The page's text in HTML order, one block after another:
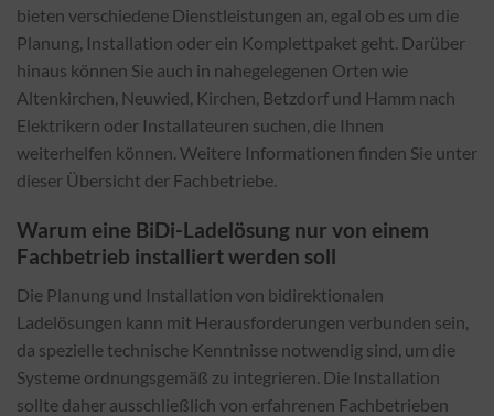
bieten verschiedene Dienstleistungen an, egal ob es um die
Planung, Installation oder ein Komplettpaket geht. Darüber
hinaus können Sie auch in nahegelegenen Orten wie
Altenkirchen, Neuwied, Kirchen, Betzdorf und Hamm nach
Elektrikern oder Installateuren suchen, die Ihnen
weiterhelfen können. Weitere Informationen finden Sie unter
dieser Übersicht der Fachbetriebe.
Warum eine BiDi-Ladelösung nur von einem
Fachbetrieb installiert werden soll
Die Planung und Installation von bidirektionalen
Ladelösungen kann mit Herausforderungen verbunden sein,
da spezielle technische Kenntnisse notwendig sind, um die
Systeme ordnungsgemäß zu integrieren. Die Installation
sollte daher ausschließlich von erfahrenen Fachbetrieben